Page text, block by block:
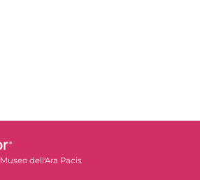
Museo dell'Ara Pacis